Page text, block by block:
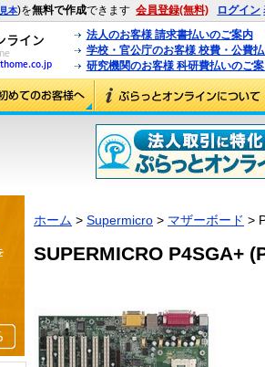
見本)を無料で作成できます 会員登録(無料) ログイン
法人のお客様 請求書払いのご案内
学校・官公庁のお客様 校費・公費
研究機関のお客様 科研費払いのご
ホーム > Supermicro > マザーボード >
SUPERMICRO P4SGA+